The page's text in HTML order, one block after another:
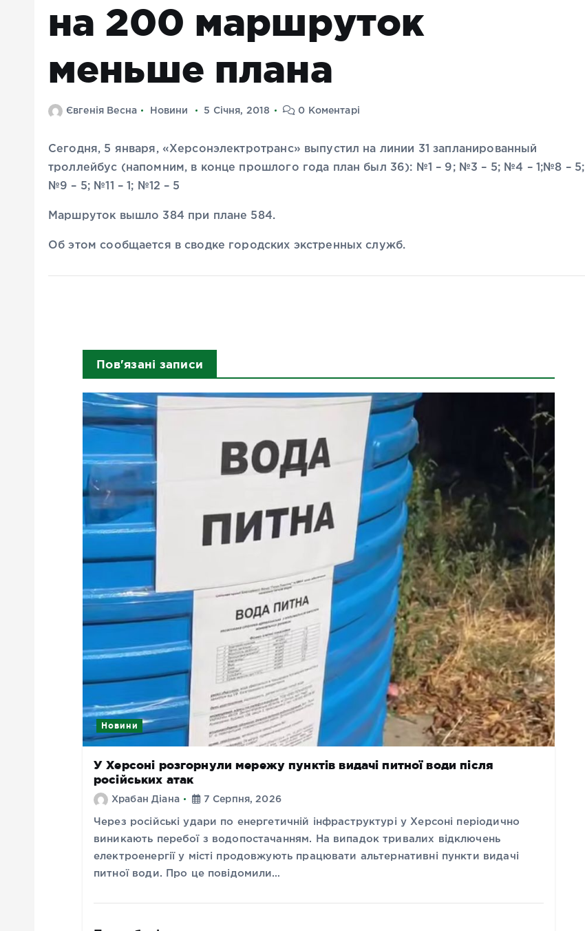
на 200 маршруток
меньше плана
Євгенія Весна Новини 5 Січня, 2018 0 Коментарі
Сегодня, 5 января, «Херсонэлектротранс» выпустил на линии 31 запланированный
троллейбус (напомним, в конце прошлого года план был 36): №1 – 9; №3 – 5; №4 – 1;№8 – 5;
№9 – 5; №11 – 1; №12 – 5
Маршруток вышло 384 при плане 584.
Об этом сообщается в сводке городских экстренных служб.
Пов'язані записи
Новини
У Херсоні розгорнули мережу пунктів видачі питної води після
російських атак
Храбан Діана 7 Серпня, 2026
Через російські удари по енергетичній інфраструктурі у Херсоні періодично
виникають перебої з водопостачанням. На випадок тривалих відключень
електроенергії у місті продовжують працювати альтернативні пункти видачі
питної води. Про це повідомили…